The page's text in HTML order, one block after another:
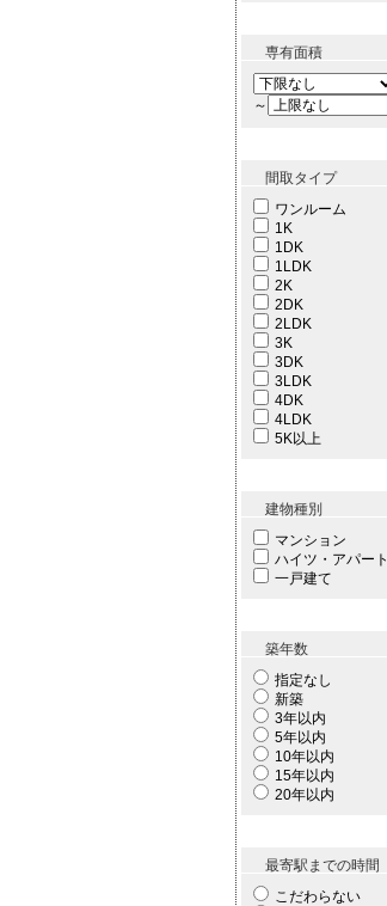
専有面積
～
間取タイプ
ワンルーム
1K
1DK
1LDK
2K
2DK
2LDK
3K
3DK
3LDK
4DK
4LDK
5K以上
建物種別
マンション
ハイツ・アパート
一戸建て
築年数
指定なし
新築
3年以内
5年以内
10年以内
15年以内
20年以内
最寄駅までの時間
こだわらない